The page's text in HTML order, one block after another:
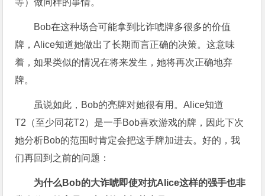
等）做同样的事情。
Bob在这种场合可能拿到比诈唬牌多很多的价值
牌，Alice知道她做出了长期而言正确的决策。这意味
着，如果类似的情况在将来发生，她将再次正确地弃
牌。
虽说如此，Bob的亮牌对她很有用。Alice知道
T2（至少同花T2）是一手Bob喜欢游戏的牌，因此下次
她分析Bob的范围时肯定会把这手牌加进去。好的，我
们再回到之前的问题：
为什么Bob的大诈唬即使对抗Alice这样的强手也非